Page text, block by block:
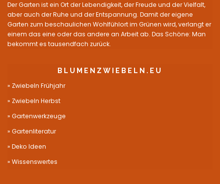
Der Garten ist ein Ort der Lebendigkeit, der Freude und der Vielfalt,
aber auch der Ruhe und der Entspannung. Damit der eigene
Garten zum beschaulichen Wohlfühlort im Grünen wird, verlangt er
einem das eine oder das andere an Arbeit ab. Das Schöne: Man
bekommt es tausendfach zurück.
BLUMENZWIEBELN.EU
Zwiebeln Frühjahr
Zwiebeln Herbst
Gartenwerkzeuge
Gartenliteratur
Deko Ideen
Wissenswertes